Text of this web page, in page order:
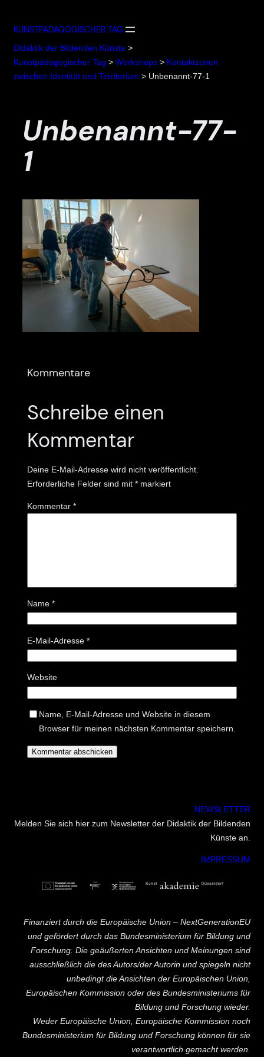
Inhalt
KUNSTPÄDAGOGISCHER TAG
Didaktik der Bildenden Künste >
Kunstpädagogischer Tag > Workshops > Kontaktzonen
zwischen Identität und Territorium > Unbenannt-77-1
Unbenannt-77-
1
Kommentare
Schreibe einen
Kommentar
Deine E-Mail-Adresse wird nicht veröffentlicht.
Erforderliche Felder sind mit * markiert
Kommentar *
Name *
E-Mail-Adresse *
Website
Name, E-Mail-Adresse und Website in diesem
Browser für meinen nächsten Kommentar speichern.
NEWSLETTER
Melden Sie sich hier zum Newsletter der Didaktik der Bildenden
Künste an.
IMPRESSUM
Finanziert durch die Europäische Union – NextGenerationEU
und gefördert durch das Bundesministerium für Bildung und
Forschung. Die geäußerten Ansichten und Meinungen sind
ausschließlich die des Autors/der Autorin und spiegeln nicht
unbedingt die Ansichten der Europäischen Union,
Europäischen Kommission oder des Bundesministeriums für
Bildung und Forschung wieder.
Weder Europäische Union, Europäische Kommission noch
Bundesministerium für Bildung und Forschung können für sie
verantwortlich gemacht werden.